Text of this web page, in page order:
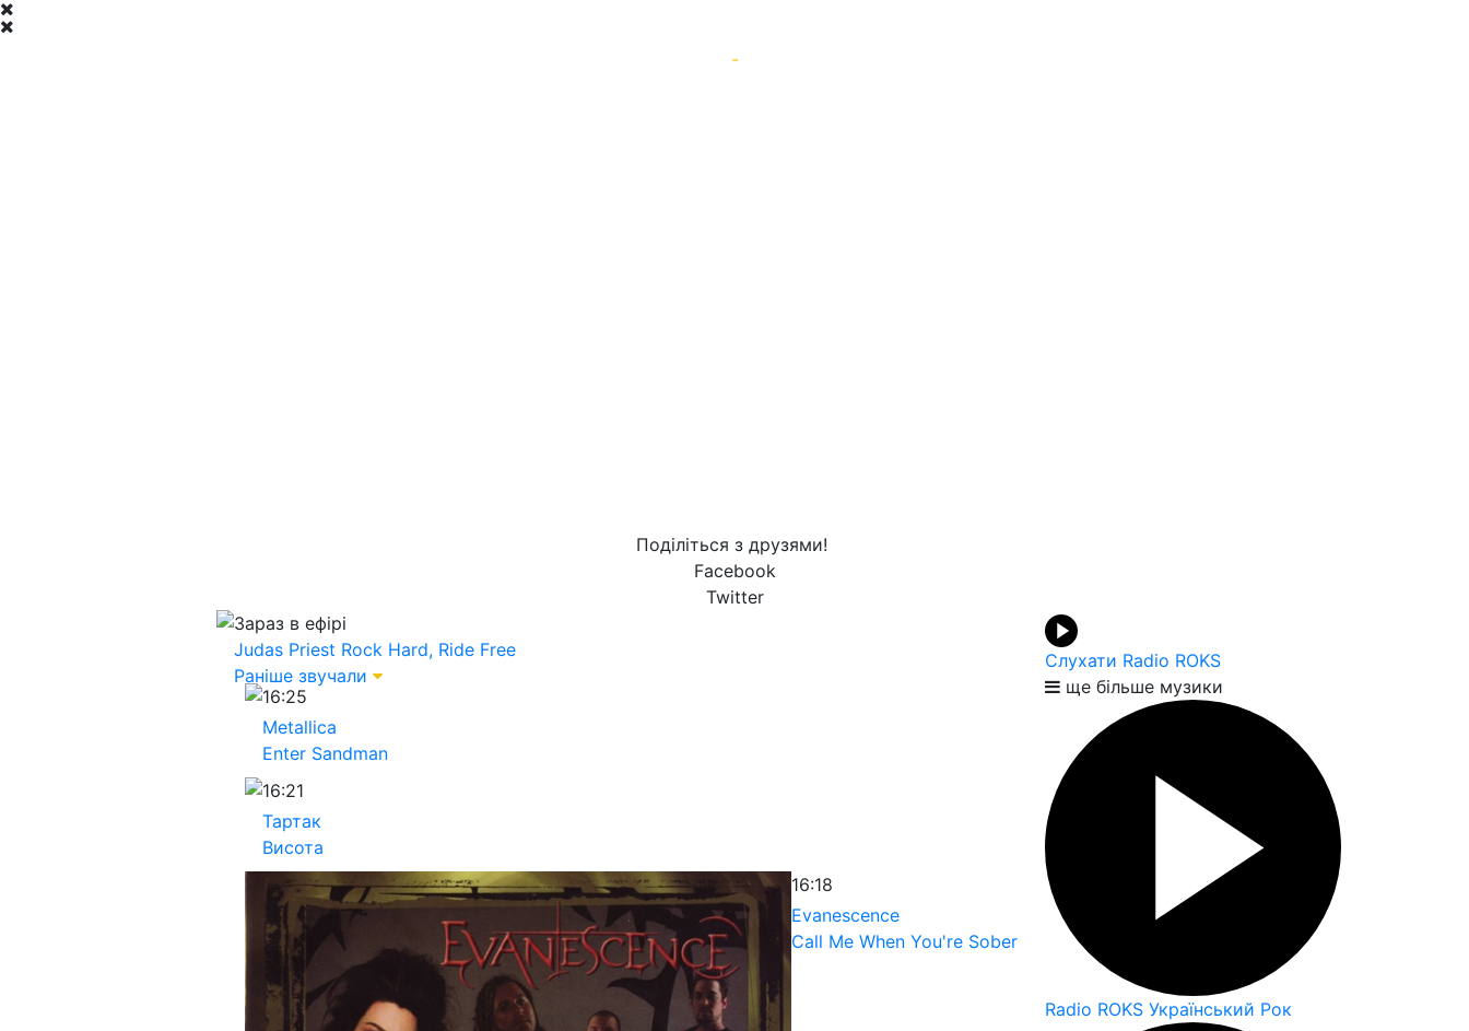
-
Поділіться з друзями!
Facebook
Twitter
Зараз в ефірі
Judas Priest Rock Hard, Ride Free
Раніше звучали
16:25
Metallica
Enter Sandman
16:21
Тартак
Висота
16:18
Evanescence
Call Me When You're Sober
Слухати Radio ROKS
ще більше музики
Radio ROKS Український Рок